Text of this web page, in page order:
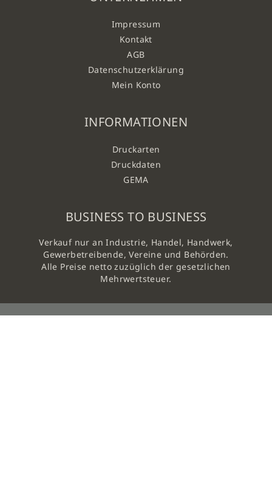
Impressum
Kontakt
AGB
Datenschutzerklärung
Mein Konto
INFORMATIONEN
Druckarten
Druckdaten
GEMA
BUSINESS TO BUSINESS
Verkauf nur an Industrie, Handel, Handwerk,
Gewerbetreibende, Vereine und Behörden.
Alle Preise netto zuzüglich der gesetzlichen
Mehrwertsteuer.